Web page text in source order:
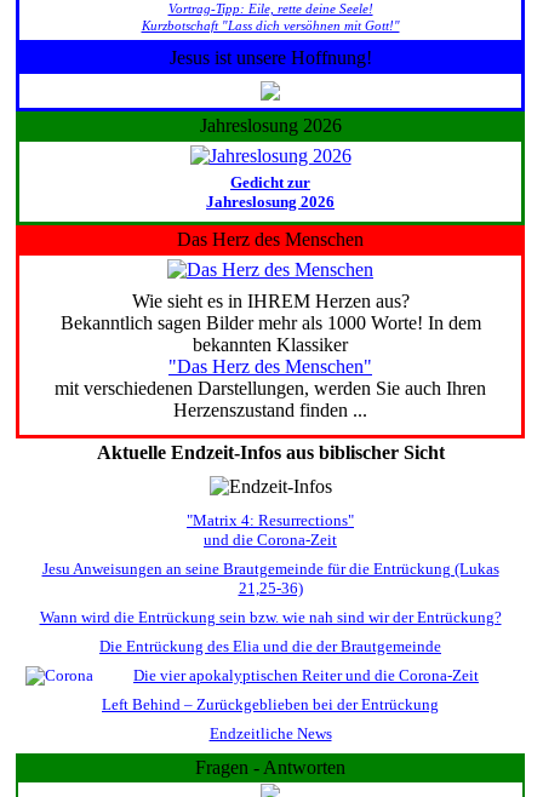
Vortrag-Tipp: Eile, rette deine Seele!
Kurzbotschaft "Lass dich versöhnen mit Gott!"
Jesus ist unsere Hoffnung!
Jahreslosung 2026
Gedicht zur
Jahreslosung 2026
Das Herz des Menschen
Wie sieht es in IHREM Herzen aus?
Bekanntlich sagen Bilder mehr als 1000 Worte! In dem
bekannten Klassiker
"Das Herz des Menschen"
mit verschiedenen Darstellungen, werden Sie auch Ihren
Herzenszustand finden ...
Aktuelle Endzeit-Infos aus biblischer Sicht
"Matrix 4: Resurrections"
und die Corona-Zeit
Jesu Anweisungen an seine Brautgemeinde für die Entrückung (Lukas
21,25-36)
Wann wird die Entrückung sein bzw. wie nah sind wir der Entrückung?
Die Entrückung des Elia und die der Brautgemeinde
Die vier apokalyptischen Reiter und die Corona-Zeit
Left Behind – Zurückgeblieben bei der Entrückung
Endzeitliche News
Fragen - Antworten